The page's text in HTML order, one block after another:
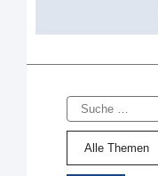
Suche